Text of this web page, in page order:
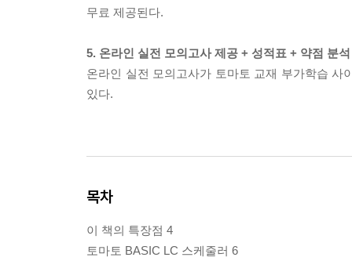
무료 제공된다.
5. 온라인 실전 모의고사 제공 + 성적표 + 약점 분석
온라인 실전 모의고사가 토마토 교재 부가학습 사
있다.
목차
이 책의 특장점 4
토마토 BASIC LC 스케줄러 6